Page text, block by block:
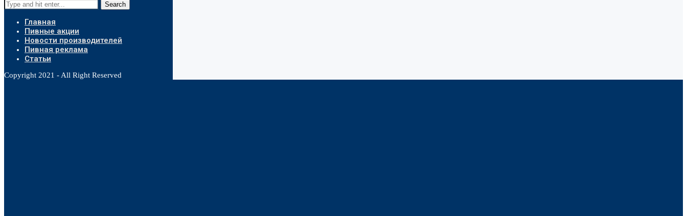
Search
Главная
Пивные акции
Новости производителей
Пивная реклама
Статьи
Copyright 2021 - All Right Reserved